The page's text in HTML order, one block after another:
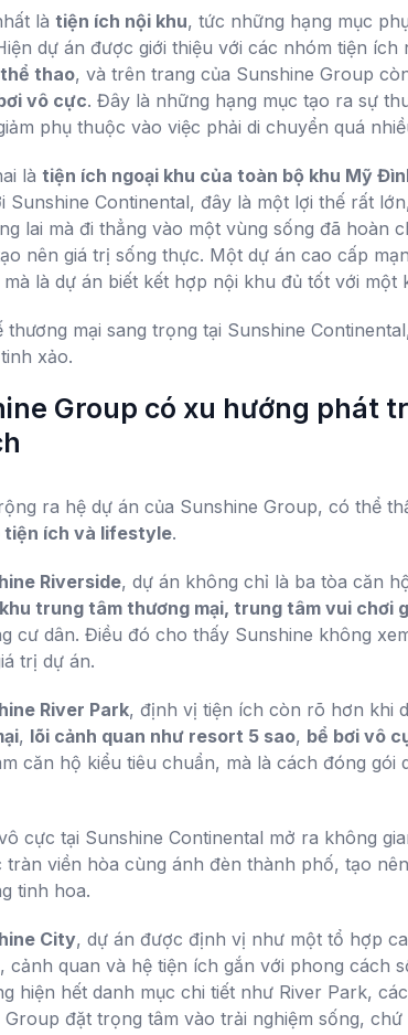
là tiện ích nội khu, tức những hạng mục
dự án được giới thiệu với các nhóm tiện ích
thao, và trên trang của Sunshine Group
vô cực. Đây là những hạng mục tạo ra sự
phụ thuộc vào việc phải di chuyển quá
là tiện ích ngoại khu của toàn bộ khu Mỹ
Sunshine Continental, đây là một lợi thế rất
lai mà đi thẳng vào một vùng sống đã hoàn
nên giá trị sống thực. Một dự án cao cấp
mà là dự án biết kết hợp nội khu đủ tốt với một
Group có xu hướng phát
ra hệ dự án của Sunshine Group, có thể
tiện ích và lifestyle.
Riverside, dự án không chỉ là ba tòa căn
trung tâm thương mại, trung tâm vui chơi
cư dân. Điều đó cho thấy Sunshine không
trị dự án.
River Park, định vị tiện ích còn rõ hơn khi
, lõi cảnh quan như resort 5 sao, bể bơi vô
căn hộ kiểu tiêu chuẩn, mà là cách đóng
City, dự án được định vị như một tổ hợp
cảnh quan và hệ tiện ích gắn với phong cách
hiện hết danh mục chi tiết như River Park,
Group đặt trọng tâm vào trải nghiệm sống,